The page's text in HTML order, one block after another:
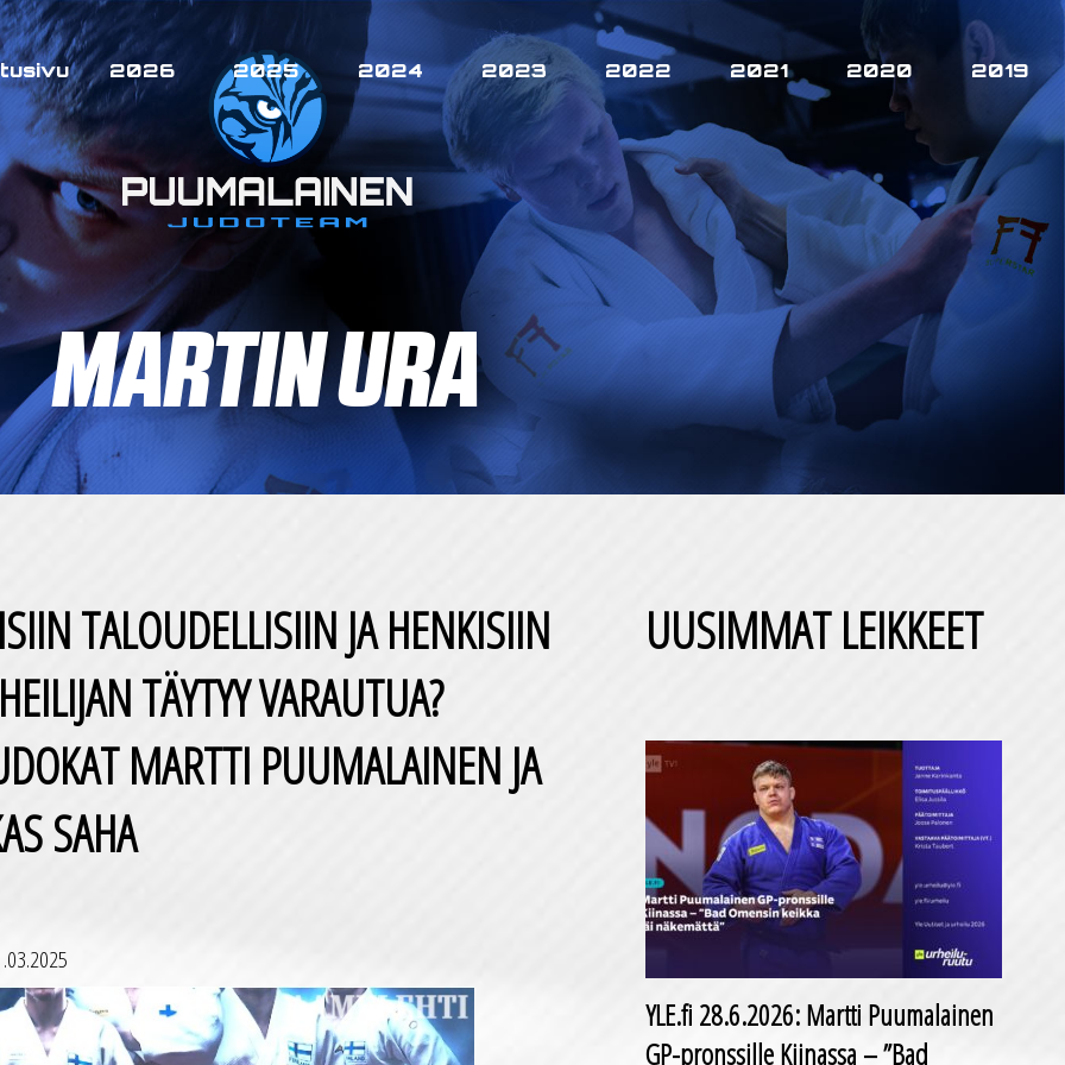
MARTIN URA
2026 2025 2024 2023 2022 2021 2020 2019
TALOUDELLISIIN JA HENKISIIN
TÄYTYY VARAUTUA?
MARTTI PUUMALAINEN JA
SAHA
UUSIMMAT LEIKKEET
YLE.fi 28.6.2026: Martti Puumalainen
GP-pronssille Kiinassa – ”Bad